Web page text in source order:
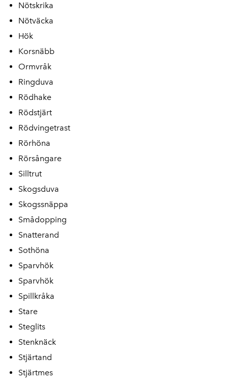
Nötskrika
Nötväcka
Hök
Korsnäbb
Ormvråk
Ringduva
Rödhake
Rödstjärt
Rödvingetrast
Rörhöna
Rörsångare
Silltrut
Skogsduva
Skogssnäppa
Smådopping
Snatterand
Sothöna
Sparvhök
Sparvhök
Spillkråka
Stare
Steglits
Stenknäck
Stjärtand
Stjärtmes